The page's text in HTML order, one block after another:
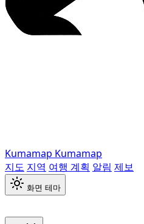
Kumamap Kumamap
지도 지역 여행 계획 알림 제보
화면 테마